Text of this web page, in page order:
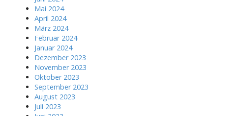
Mai 2024
April 2024
März 2024
Februar 2024
Januar 2024
Dezember 2023
November 2023
Oktober 2023
September 2023
August 2023
Juli 2023